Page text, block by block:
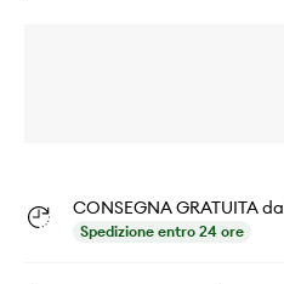
CONSEGNA GRATUITA da
Spedizione entro 24 ore